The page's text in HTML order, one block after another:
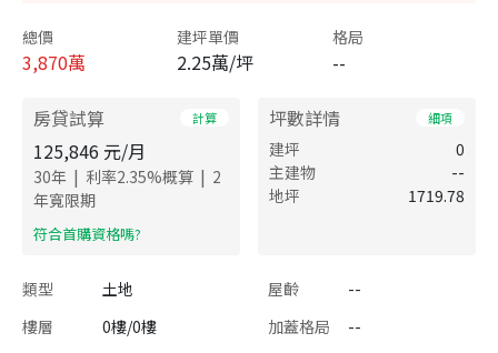
總價
3,870萬
建坪單價
2.25萬/坪
格局
--
房貸試算 計算
125,846 元/月
30年 | 利率2.35%概算 | 2
年寬限期
​符合首購資格嗎?
坪數詳情 細項
建坪
0
主建物
--
地坪
1719.78
類型 土地 屋齡
--
樓層
0樓/0樓 加蓋格局
--